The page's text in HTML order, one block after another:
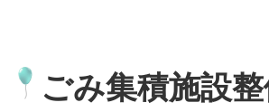
ごみ集積施設